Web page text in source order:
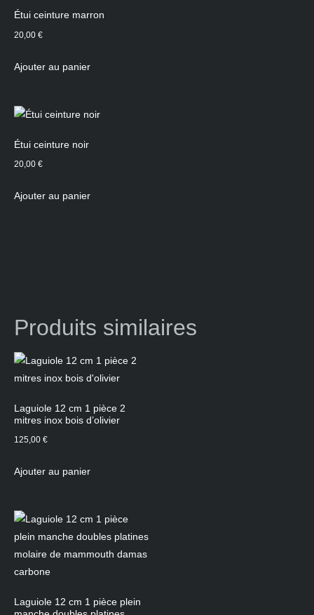
Étui ceinture marron
20,00 €
Ajouter au panier
Étui ceinture noir
20,00 €
Ajouter au panier
Produits similaires
Laguiole 12 cm 1 pièce 2
mitres inox bois d’olivier
125,00 €
Ajouter au panier
Laguiole 12 cm 1 pièce plein